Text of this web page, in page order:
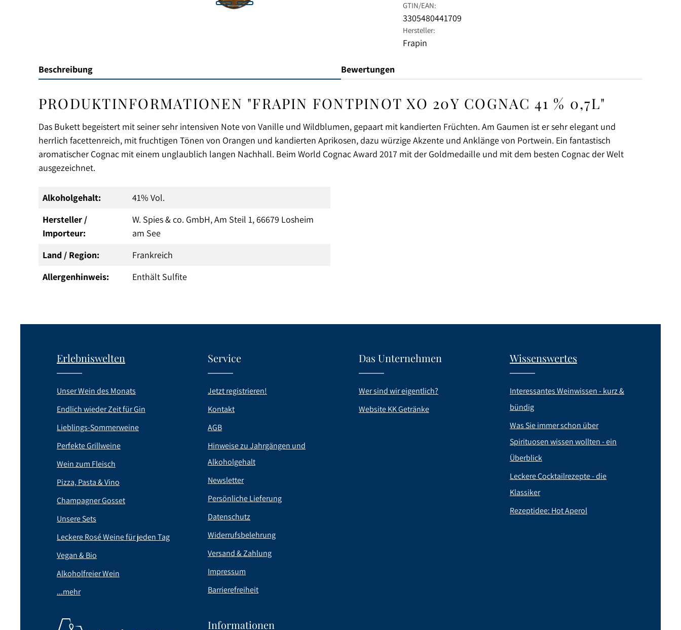
GTIN/EAN:
3305480441709
Hersteller:
Frapin
Beschreibung Bewertungen
PRODUKTINFORMATIONEN "FRAPIN FONTPINOT XO 20Y COGNAC 41 % 0,7L"
Das Bukett begeistert mit seiner sehr intensiven Note von Vanille und Wildblumen, gepaart mit kandierten Früchten. Am Gaumen ist er sehr elegant und
herrlich facettenreich, mit fruchtigen Tönen von Orangen und kandierten Aprikosen, dazu würzige Akzente und Anklänge von Portwein. Ein fantastisch
aromatischer Cognac mit einem unglaublich langen Nachhall. Beim World Cognac Award 2017 mit der Goldmedaille und mit dem besten Cognac der Welt
ausgezeichnet.
Alkoholgehalt:
41% Vol.
Hersteller /
Importeur:
W. Spies & co. GmbH, Am Steil 1, 66679 Losheim
am See
Land / Region:
Frankreich
Allergenhinweis:
Enthält Sulfite
Erlebniswelten
Unser Wein des Monats
Endlich wieder Zeit für Gin
Lieblings-Sommerweine
Perfekte Grillweine
Wein zum Fleisch
Pizza, Pasta & Vino
Champagner Gosset
Unsere Sets
Leckere Rosé Weine für jeden Tag
Vegan & Bio
Alkoholfreier Wein
...mehr
Service
Jetzt registrieren!
Kontakt
AGB
Hinweise zu Jahrgängen und
Alkoholgehalt
Newsletter
Persönliche Lieferung
Datenschutz
Widerrufsbelehrung
Versand & Zahlung
Impressum
Barrierefreiheit
Das Unternehmen
Wer sind wir eigentlich?
Website KK Getränke
Wissenswertes
Interessantes Weinwissen - kurz &
bündig
Was Sie immer schon über
Spirituosen wissen wollten - ein
Überblick
Leckere Cocktailrezepte - die
Klassiker
Rezeptidee: Hot Aperol
Informationen